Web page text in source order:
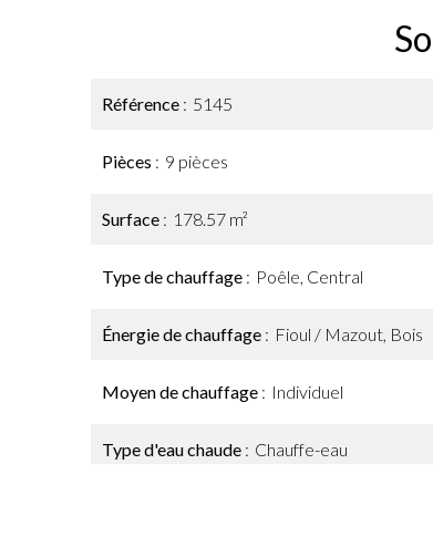
Référence 5145
Pièces 9 pièces
Surface 178.57 m²
Type de chauffage Poêle, Central
Énergie de chauffage Fioul / Mazout, Bois
Moyen de chauffage Individuel
Type d'eau chaude Chauffe-eau